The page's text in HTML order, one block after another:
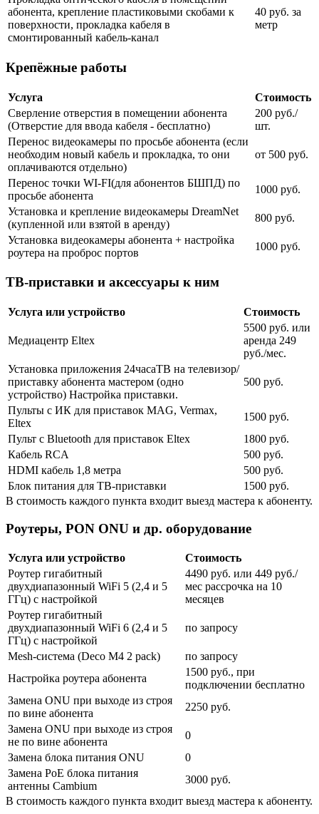
абонента, крепление пластиковыми скобами к
поверхности, прокладка кабеля в
смонтированный кабель-канал
40 руб. за
метр
Крепёжные работы
Услуга
Стоимость
Сверление отверстия в помещении абонента
(Отверстие для ввода кабеля - бесплатно)
200 руб./
шт.
Перенос видеокамеры по просьбе абонента (если
необходим новый кабель и прокладка, то они
оплачиваются отдельно)
от 500 руб.
Перенос точки WI-FI(для абонентов БШПД) по
просьбе абонента
1000 руб.
Установка и крепление видеокамеры DreamNet
(купленной или взятой в аренду)
800 руб.
Установка видеокамеры абонента + настройка
роутера на проброс портов
1000 руб.
ТВ-приставки и аксессуары к ним
Услуга или устройство Стоимость
Медиацентр Eltex
5500 руб. или
аренда 249
руб./мес.
Установка приложения 24часаТВ на телевизор/
приставку абонента мастером (одно
устройство) Настройка приставки.
500 руб.
Пульты с ИК для приставок MAG, Vermax,
Eltex
1500 руб.
Пульт с Bluetooth для приставок Eltex
1800 руб.
Кабель RCA
500 руб.
HDMI кабель 1,8 метра
500 руб.
Блок питания для ТВ-приставки
1500 руб.
В стоимость каждого пункта входит выезд мастера к абоненту.
Роутеры, PON ONU и др. оборудование
Услуга или устройство
Стоимость
Роутер гигабитный
двухдиапазонный WiFi 5 (2,4 и 5
ГГц) с настройкой
4490 руб. или 449 руб./
мес рассрочка на 10
месяцев
Роутер гигабитный
двухдиапазонный WiFi 6 (2,4 и 5
ГГц) с настройкой
по запросу
Mesh-система (Deco M4 2 pack)
по запросу
Настройка роутера абонента
1500 руб., при
подключении бесплатно
Замена ONU при выходе из строя
по вине абонента
2250 руб.
Замена ONU при выходе из строя
не по вине абонента
0
Замена блока питания ONU
0
Замена PoE блока питания
антенны Cambium
3000 руб.
В стоимость каждого пункта входит выезд мастера к абоненту.